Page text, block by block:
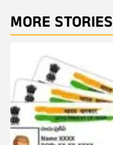
MORE STORIES